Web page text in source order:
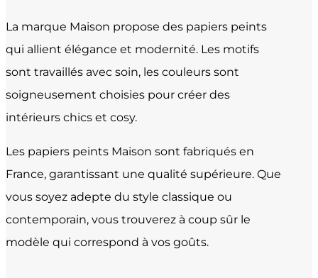
La marque Maison propose des papiers peints
qui allient élégance et modernité. Les motifs
sont travaillés avec soin, les couleurs sont
soigneusement choisies pour créer des
intérieurs chics et cosy.
Les papiers peints Maison sont fabriqués en
France, garantissant une qualité supérieure. Que
vous soyez adepte du style classique ou
contemporain, vous trouverez à coup sûr le
modèle qui correspond à vos goûts.